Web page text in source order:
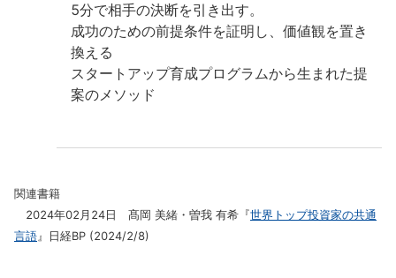
5分で相手の決断を引き出す。
成功のための前提条件を証明し、価値観を置き
換える
スタートアップ育成プログラムから生まれた提
案のメソッド
関連書籍
2024年02月24日 髙岡 美緒・曽我 有希『世界トップ投資家の共通
言語』日経BP (2024/2/8)